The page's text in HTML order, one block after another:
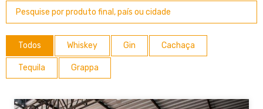
Todos Whiskey Gin Cachaça
Tequila Grappa